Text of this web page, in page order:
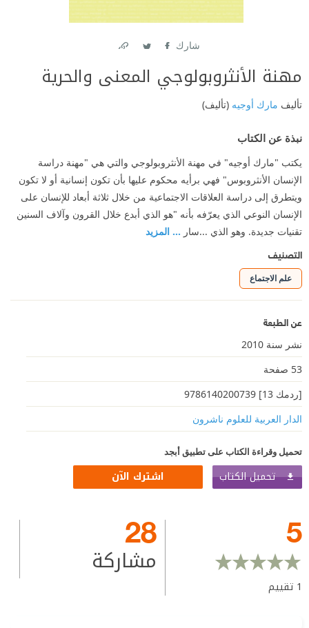
شارك
مهنة الأنثروبولوجي المعنى والحرية
تأليف مارك أوجيه (تأليف)
نبذة عن الكتاب
يكتب "مارك أوجيه" في مهنة الأنثروبولوجي والتي هي "مهنة دراسة
الإنسان الأنثروبوس" فهي برأيه محكوم عليها بأن تكون إنسانية أو لا تكون
ويتطرق إلى دراسة العلاقات الاجتماعية من خلال ثلاثة أبعاد للإنسان على
الإنسان النوعي الذي يعرّفه بأنه "هو الذي أبدع خلال القرون وآلاف السنين
تقنيات جديدة. وهو الذي ...سار ... المزيد
التصنيف
علم الاجتماع
عن الطبعة
نشر سنة 2010
53 صفحة
[ردمك 13] 9786140200739
الدار العربية للعلوم ناشرون
تحميل وقراءة الكتاب على تطبيق أبجد
تحميل الكتاب اشترك الآن
5
1 تقييم
28
مشاركة